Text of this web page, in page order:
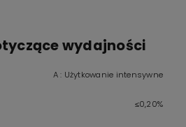
wydajności
A : Użytkowanie intensywne
≤0,20%